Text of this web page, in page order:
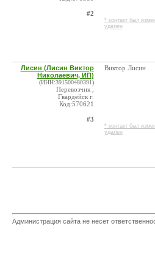
#2
* контакт был
удален
Лисин (Лисин Виктор
Николаевич, ИП)
(ИНН:391500480391)
Перевозчик ,
Гвардейск г.
Код:570621
#3
Виктор Лисин
* контакт был
удален
Администрация сайта не несет